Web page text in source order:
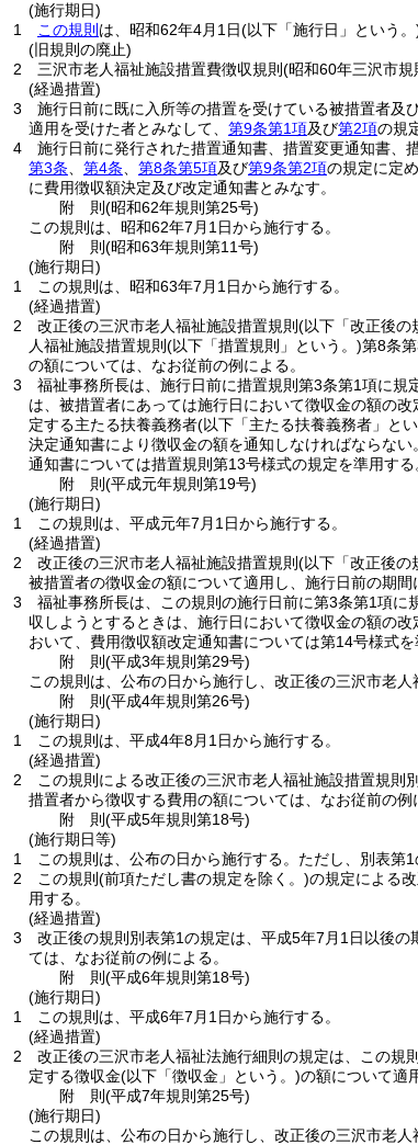
(施行期日)
1
この規則 は、昭和62年4月1日(以下「施行日」という。
(旧規則の廃止)
2
三沢市老人福祉施設措置費徴収規則 (昭和60年三沢市規
(経過措置)
3
施行日前に既に入所等の措置を受けている被措置者及
適用を受けた者とみなして、 第9条第1項及び第2項の規
4
施行日前に発行された措置通知書、措置変更通知書、
第3条
第4条 第8条第5項及び第9条第2項の規定に定
に費用徴収額決定及び改定通知書とみなす。
附 則(昭和62年規則第25号)
この規則は、昭和62年7月1日から施行する。
附 則(昭和63年規則第11号)
(施行期日)
1
この規則は、昭和63年7月1日から施行する。
(経過措置)
2
改正後の三沢市老人福祉施設措置規則 (以下「改正後の
人福祉施設措置規則 (以下「措置規則」という。)第8条
の額については、なお従前の例による。
3
福祉事務所長は、施行日前に措置規則第3条第1項に
は、被措置者にあっては施行日において徴収金の額の
定する主たる扶養義務者(以下「主たる扶養義務者」と
決定通知書により徴収金の額を通知しなければならない。
通知書については措置規則第13号様式の規定を準用する
附 則(平成元年規則第19号)
(施行期日)
1
この規則は、平成元年7月1日から施行する。
(経過措置)
2
改正後の三沢市老人福祉施設措置規則 (以下「改正後の
被措置者の徴収金の額について適用し、施行日前の期
3
福祉事務所長は、この規則の施行日前に第3条第1項
収しようとするときは、施行日において徴収金の額の
おいて、費用徴収額改定通知書については第14号様式を
附 則(平成3年規則第29号)
この規則は、公布の日から施行し、改正後の三沢市老
附 則(平成4年規則第26号)
(施行期日)
1
この規則は、平成4年8月1日から施行する。
(経過措置)
2
この規則による改正後の三沢市老人福祉施設措置規
措置者から徴収する費用の額については、なお従前の例
附 則(平成5年規則第18号)
(施行期日等)
1
この規則は、公布の日から施行する。 ただし、別表第
2
この規則 (前項ただし書の規定を除く。)の規定による
用する。
(経過措置)
3
改正後の規則別表第1の規定は、平成5年7月1日以後
ては、なお従前の例による。
附 則(平成6年規則第18号)
(施行期日)
1
この規則は、平成6年7月1日から施行する。
(経過措置)
2
改正後の三沢市老人福祉法施行細則の規定は、この規
定する徴収金(以下「徴収金」という。)の額について適
附 則(平成7年規則第25号)
(施行期日)
この規則は、公布の日から施行し、改正後の三沢市老